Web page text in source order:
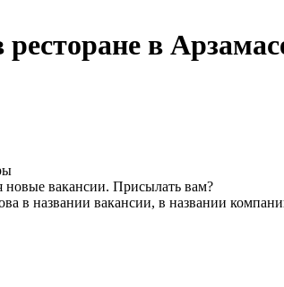
в
новые вакансии. Присылать вам?
в названии вакансии, в названии